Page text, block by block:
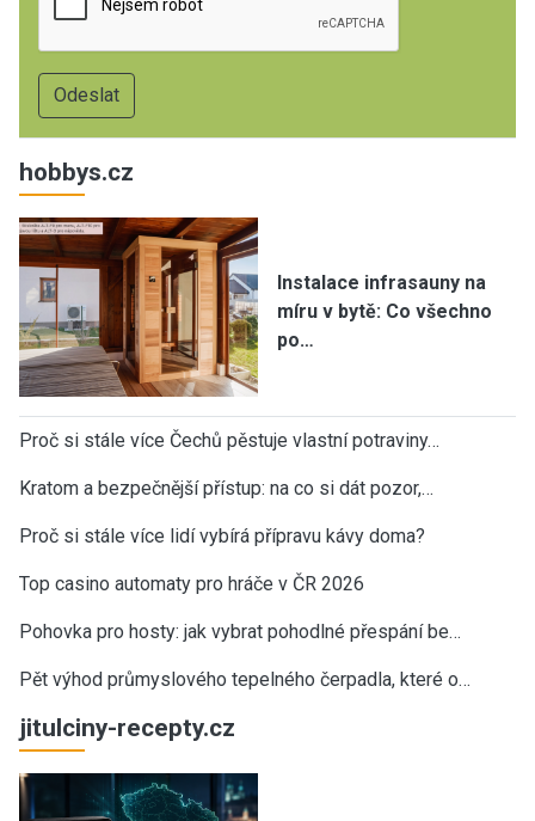
hobbys.cz
Instalace infrasauny na
míru v bytě: Co všechno
po…
Proč si stále více Čechů pěstuje vlastní potraviny…
Kratom a bezpečnější přístup: na co si dát pozor,…
Proč si stále více lidí vybírá přípravu kávy doma?
Top casino automaty pro hráče v ČR 2026
Pohovka pro hosty: jak vybrat pohodlné přespání be…
Pět výhod průmyslového tepelného čerpadla, které o…
jitulciny-recepty.cz